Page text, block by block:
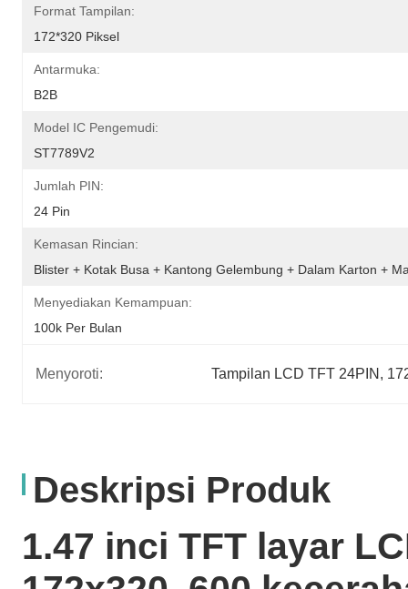
Format Tampilan:
172*320 Piksel
Antarmuka:
B2B
Model IC Pengemudi:
ST7789V2
Jumlah PIN:
24 Pin
Kemasan Rincian:
Blister + Kotak Busa + Kantong Gelembung + Dalam Karton +
Menyediakan Kemampuan:
100k Per Bulan
Menyoroti: Tampilan LCD TFT 24PIN ,
Deskripsi Produk
1.47 inci TFT layar